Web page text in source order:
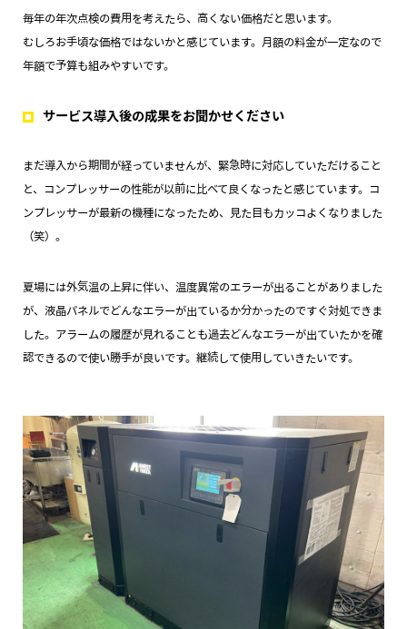
毎年の年次点検の費用を考えたら、高くない価格だと思います。
むしろお手頃な価格ではないかと感じています。月額の料金が一定なので
年額で予算も組みやすいです。
サービス導入後の成果をお聞かせください
まだ導入から期間が経っていませんが、緊急時に対応していただけること
と、コンプレッサーの性能が以前に比べて良くなったと感じています。コ
ンプレッサーが最新の機種になったため、見た目もカッコよくなりました
（笑）。
夏場には外気温の上昇に伴い、温度異常のエラーが出ることがありました
が、液晶パネルでどんなエラーが出ているか分かったのですぐ対処できま
した。アラームの履歴が見れることも過去どんなエラーが出ていたかを確
認できるので使い勝手が良いです。継続して使用していきたいです。